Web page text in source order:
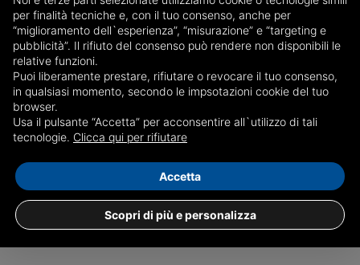
I vicini raccontano di una situazione di degrado già più
volte oggetto di interventi. Dall’appartamento si sentivano
provenire urla, le forze di polizia avevano bussato spesso
a quella porta.
Redazione
per finalità tecniche e, con il tuo consenso, anche per
“miglioramento dell`esperienza”, “misurazione” e “targeting e
pubblicità”. Il rifiuto del consenso può rendere non disponibili le
relative funzioni.
Puoi liberamente prestare, rifiutare o revocare il tuo consenso,
in qualsiasi momento, secondo le impsotazioni cookie del tuo
browser.
Usa il pulsante “Accetta” per acconsentire all`utilizzo di tali
tecnologie. Clicca qui per rifiutare
Scopri di più e personalizza
Accetta